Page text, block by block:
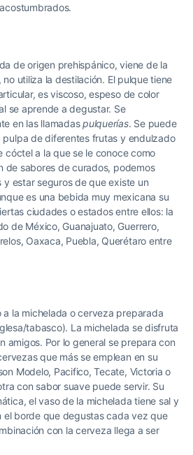
de origen prehispánico, viene de la
utiliza la destilación. El pulque tiene
es viscoso, espeso de color
se aprende a degustar. Se
en las llamadaspulquerías. Se puede
de diferentes frutas y endulzado
cóctel a la que se le conoce como
de sabores de curados, podemos
y estar seguros de que existe un
es una bebida muy mexicana su
ciudades o estados entre ellos: la
de México, Guanajuato, Guerrero,
Oaxaca, Puebla, Querétaro entre
a la michelada o cerveza preparada
tabasco). La michelada se disfruta
amigos. Por lo general se prepara con
que más se emplean en su
Modelo, Pacifico, Tecate, Victoria o
con sabor suave puede servir. Su
el vaso de la michelada tiene sal y
el borde que degustas cada vez que
con la cerveza llega a ser